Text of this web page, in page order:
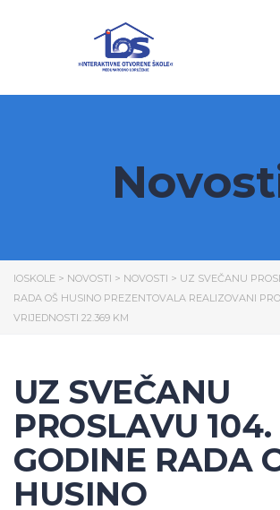
IOSKOLE > NOVOSTI > NOVOSTI > UZ SVEČANU
RADA OŠ HUSINO PREZENTOVALA REALIZOVANI
VRIJEDNOSTI 22.369 KM
UZ SVEČANU
PROSLAVU 104.
GODINE RADA
HUSINO